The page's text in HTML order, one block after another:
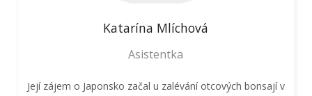
Katarína Mlíchová
Asistentka
Její zájem o Japonsko začal u zalévání otcových bonsají v